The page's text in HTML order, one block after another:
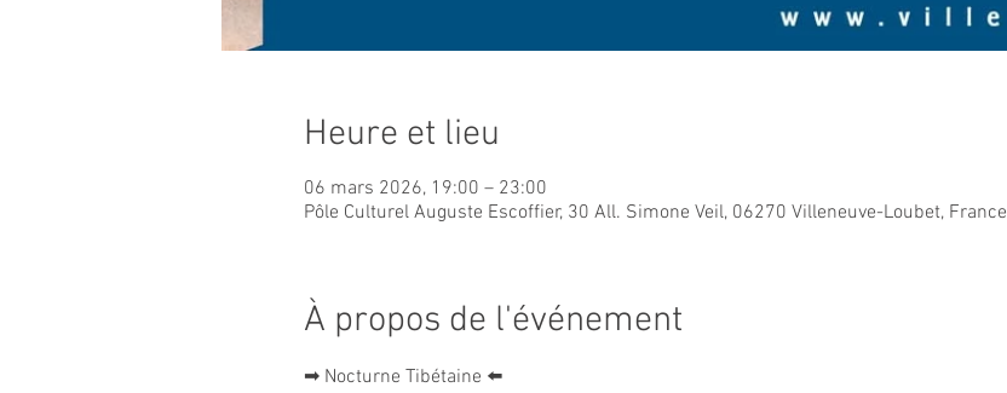
Heure et lieu
06 mars 2026, 19:00 – 23:00
Pôle Culturel Auguste Escoffier, 30 All. Simone Veil, 06270 Villeneuve-Loubet, France
À propos de l'événement
➡ Nocturne Tibétaine ⬅️